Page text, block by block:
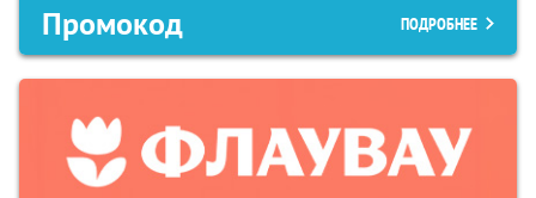
Промокод ПОДРОБНЕЕ